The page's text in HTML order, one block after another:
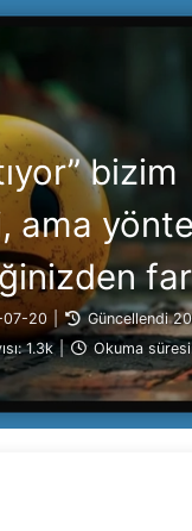
Yolu
bizim
ama
AI
20 Güncellendi
1.3k | Okuma